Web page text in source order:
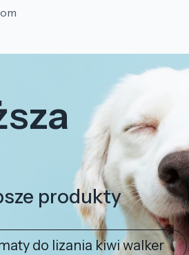
produkty
do lizania kiwi walker